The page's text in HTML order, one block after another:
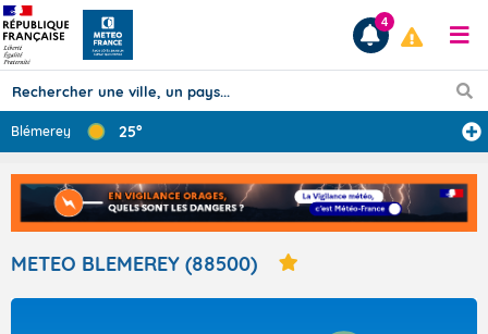
Prévisions
TOUS LES RÉSULTATS
Articles
4
Blémerey 25°
METEO BLEMEREY (88500)